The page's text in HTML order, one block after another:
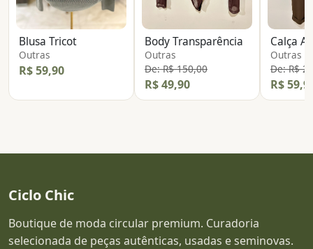
Blusa Tricot
Outras
R$ 59,90
Body Transparência
Outras
De: R$ 150,00
R$ 49,90
Calça
Outras
De: R$
R$
Ciclo Chic
Boutique de moda circular premium. Curadoria
selecionada de peças autênticas, usadas e seminovas.